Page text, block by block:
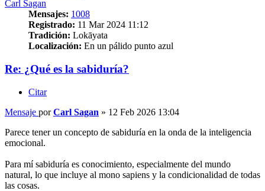
Carl Sagan
Mensajes: 1008
Registrado: 11 Mar 2024 11:12
Tradición: Lokāyata
Localización: En un pálido punto azul
Re: ¿Qué es la sabiduría?
Citar
Mensaje porCarl Sagan » 12 Feb 2026 13:04
Parece tener un concepto de sabiduría en la onda de la inteligencia
emocional.
Para mí sabiduría es conocimiento, especialmente del mundo
natural, lo que incluye al mono sapiens y la condicionalidad de todas
las cosas.